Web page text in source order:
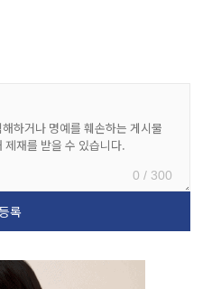
0 / 300